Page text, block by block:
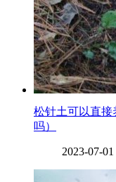
松针土可以直
吗）
2023-07-